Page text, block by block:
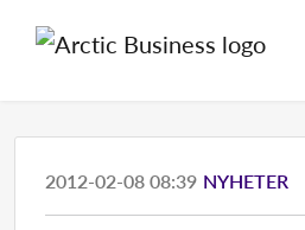
2012-02-08 08:39 NYHETER